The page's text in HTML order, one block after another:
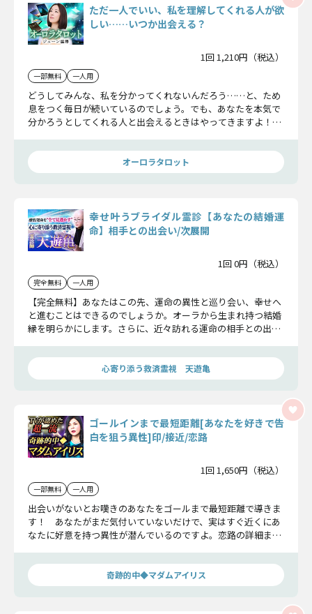
ただ一人でいい、私を理解してくれる人が欲
しい……いつか出会える？
1回 1,210円（税込）
一部無料 一人用
どうしてみんな、私を分かってくれないんだろう……と、ため
息をつく毎日が続いているのでしょう。でも、あなたを本気で
分かろうとしてくれる人と出会えるときはやってきますよ！
オーロラタロット
幸せ叶うブライダル霊診【あなたの結婚運
命】相手との出会い/次展開
1回 0円（税込）
完全無料 一人用
【完全無料】あなたはこの先、運命の異性と巡り会い、幸せへ
と進むことはできるのでしょうか。オーラから生まれ持つ結婚
縁を明らかにします。さらに、近々訪れる運命の相手との出会
心寄り添う救済霊視 天遊亀
ゴールインまで最短距離[あなたを好きで告
白を狙う異性]印/接近/恋路
1回 1,650円（税込）
一部無料 一人用
出会いがないとお嘆きのあなたをゴールまで最短距離で導きま
す！ あなたがまだ気付いていないだけで、実はすぐ近くにあ
なたに好意を持つ異性が潜んでいるのですよ。恋路の詳細まで
奇跡的中◆マダムアイリス